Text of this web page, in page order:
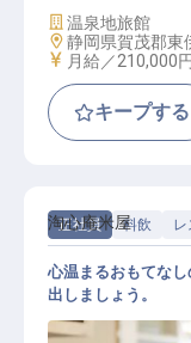
施設業態
温泉地旅館
勤務地
静岡県賀茂郡東
給与
月給／210,000
キープする
正社員 料飲
淘心庵米屋
心温まるおもてな
出しましょう。